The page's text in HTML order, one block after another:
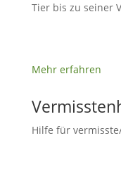
Tier bis zu seiner
Mehr erfahren
Hilfe für